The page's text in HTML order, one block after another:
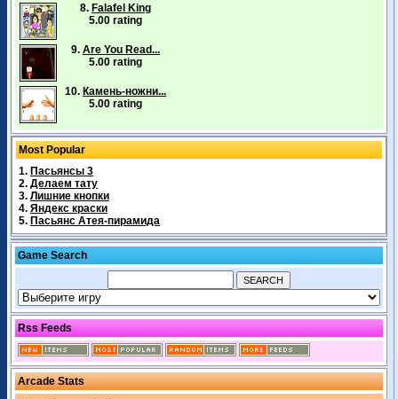
8. Falafel King
5.00 rating
9. Are You Read...
5.00 rating
10. Камень-ножни...
5.00 rating
Most Popular
1. Пасьянсы 3
2. Делаем тату
3. Лишние кнопки
4. Яндекс краски
5. Пасьянс Атея-пирамида
Game Search
Rss Feeds
Arcade Stats